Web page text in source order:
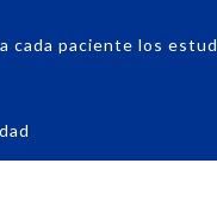
paciente los